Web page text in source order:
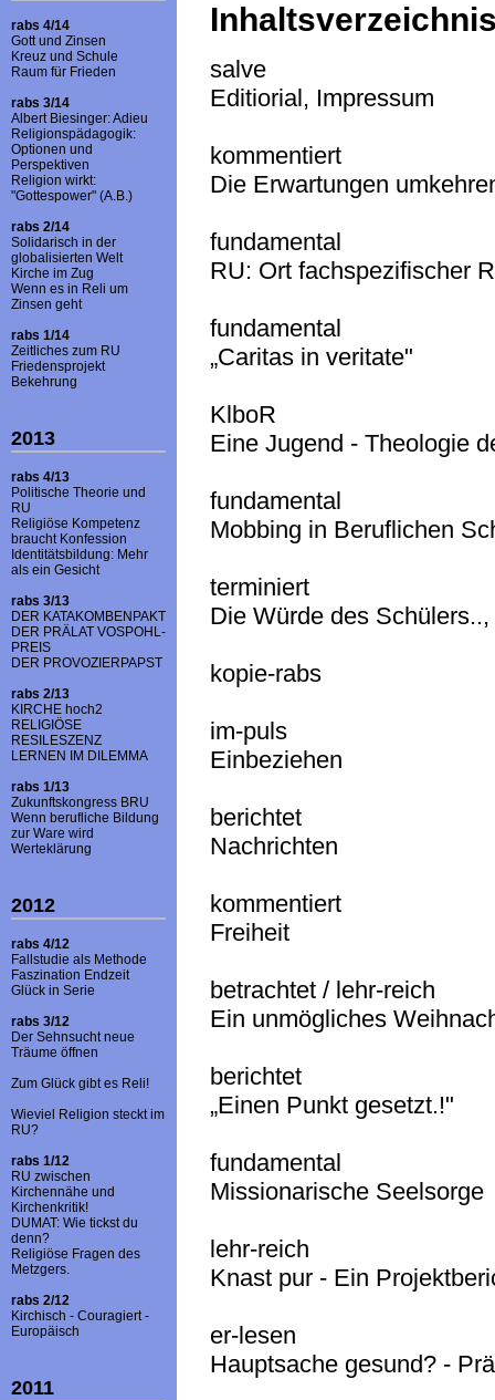
rabs 4/14
Gott und Zinsen
Kreuz und Schule
Raum für Frieden
rabs 3/14
Albert Biesinger: Adieu
Religionspädagogik:
Optionen und
Perspektiven
Religion wirkt:
"Gottespower" (A.B.)
rabs 2/14
Solidarisch in der
globalisierten Welt
Kirche im Zug
Wenn es in Reli um
Zinsen geht
rabs 1/14
Zeitliches zum RU
Friedensprojekt
Bekehrung
2013
rabs 4/13
Politische Theorie und
RU
Religiöse Kompetenz
braucht Konfession
Identitätsbildung: Mehr
als ein Gesicht
rabs 3/13
DER KATAKOMBENPAKT
DER PRÄLAT VOSPOHL-
PREIS
DER PROVOZIERPAPST
rabs 2/13
KIRCHE hoch2
RELIGIÖSE
RESILESZENZ
LERNEN IM DILEMMA
rabs 1/13
Zukunftskongress BRU
Wenn berufliche Bildung
zur Ware wird
Werteklärung
2012
rabs 4/12
Fallstudie als Methode
Faszination Endzeit
Glück in Serie
rabs 3/12
Der Sehnsucht neue
Träume öffnen
Zum Glück gibt es Reli!
Wieviel Religion steckt im
RU?
rabs 1/12
RU zwischen
Kirchennähe und
Kirchenkritik!
DUMAT: Wie tickst du
denn?
Religiöse Fragen des
Metzgers.
rabs 2/12
Kirchisch - Couragiert -
Europäisch
2011
salve
Editiorial, Impressum
kommentiert
Die Erwartungen
fundamental
RU: Ort fachspezifischer
fundamental
„Caritas in veritate"
KlboR
Eine Jugend - Theologie
fundamental
Mobbing in Beruflichen
terminiert
Die Würde des Schülers..,
kopie-rabs
im-puls
Einbeziehen
berichtet
Nachrichten
kommentiert
Freiheit
betrachtet / lehr-reich
Ein unmögliches
berichtet
„Einen Punkt gesetzt.!"
fundamental
Missionarische Seelsorge
lehr-reich
Knast pur - Ein
er-lesen
Hauptsache gesund? -